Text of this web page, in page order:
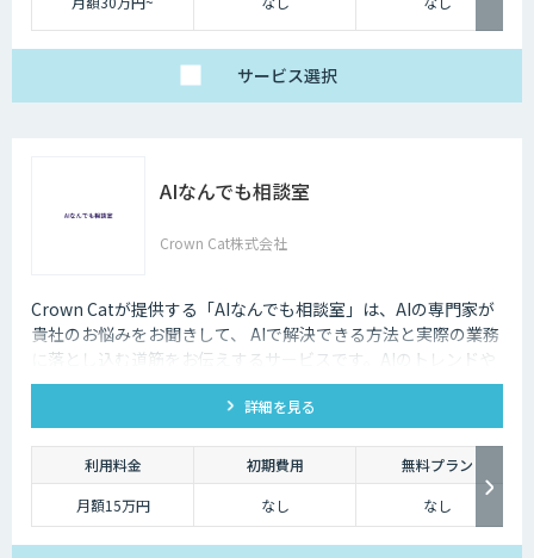
サービス選択
AIなんでも相談室
Crown Cat株式会社
Crown Catが提供する「AIなんでも相談室」は、AIの専門家が
貴社のお悩みをお聞きして、 AIで解決できる方法と実際の業務
に落とし込む道筋をお伝えするサービスです。AIのトレンドや
最新の事例はもちろん、自社にあった活用を安価にクイックに
詳細を見る
利用料金 初期費用
無料プラン
月額15万円
なし なし